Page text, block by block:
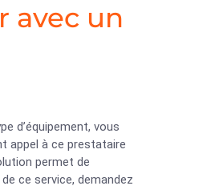
avec un
d’équipement, vous
appel à ce prestataire
permet de
ce service, demandez